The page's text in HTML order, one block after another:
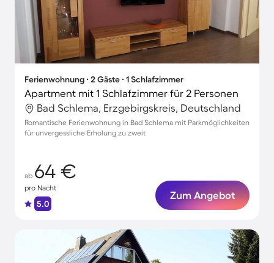
Ferienwohnung ∙ 2 Gäste ∙ 1 Schlafzimmer
Apartment mit 1 Schlafzimmer für 2 Personen
Bad Schlema, Erzgebirgskreis, Deutschland
Romantische Ferienwohnung in Bad Schlema mit Parkmöglichkeiten
für unvergessliche Erholung zu zweit
ab 64 €
pro Nacht
5.0
Zum Angebot